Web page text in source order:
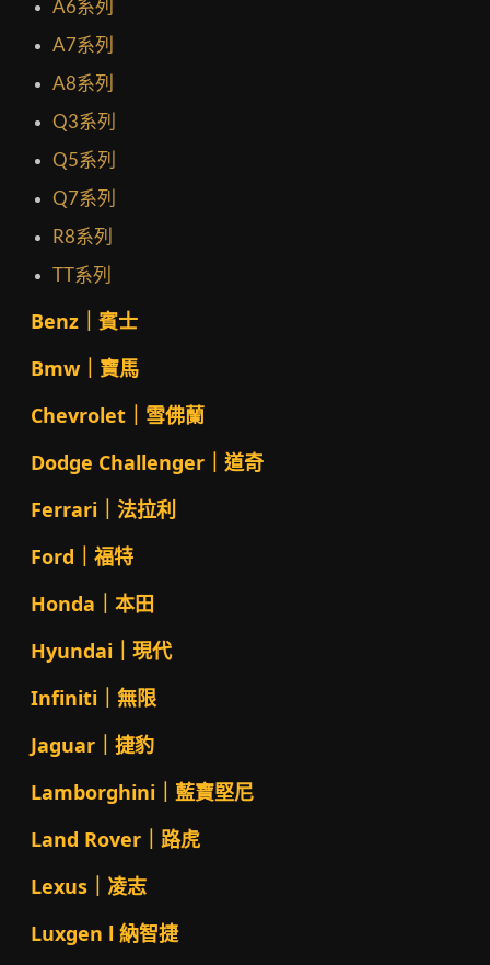
A6系列
A7系列
A8系列
Q3系列
Q5系列
Q7系列
R8系列
TT系列
Benz｜賓士
Bmw｜寶馬
Chevrolet｜雪佛蘭
Dodge Challenger｜道奇
Ferrari｜法拉利
Ford｜福特
Honda｜本田
Hyundai｜現代
Infiniti｜無限
Jaguar｜捷豹
Lamborghini｜藍寶堅尼
Land Rover｜路虎
Lexus｜凌志
Luxgen l 納智捷